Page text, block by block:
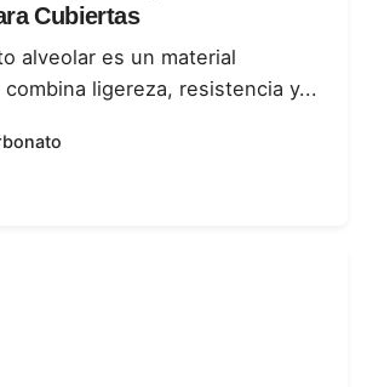
Cubiertas
alveolar es un material
ligereza, resistencia y...